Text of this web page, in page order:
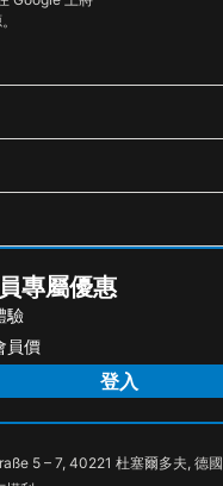
專屬優惠
驗
員價
登入
5 – 7, 40221 杜塞爾多夫, 德國